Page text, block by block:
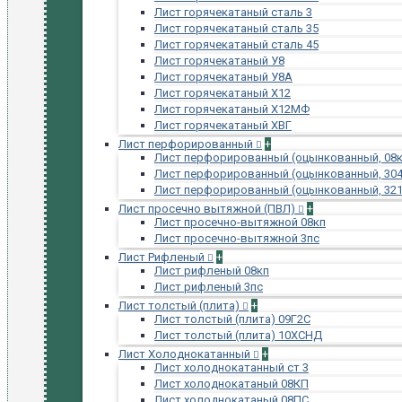
Лист горячекатаный сталь 3
Лист горячекатаный сталь 35
Лист горячекатаный сталь 45
Лист горячекатаный У8
Лист горячекатаный У8А
Лист горячекатаный Х12
Лист горячекатаный Х12МФ
Лист горячекатаный ХВГ
Лист перфорированный
+
Лист перфорированный (оцынкованный,
Лист перфорированный (оцынкованный,
Лист перфорированный (оцынкованный,
Лист просечно вытяжной (ПВЛ)
+
Лист просечно-вытяжной 08кп
Лист просечно-вытяжной 3пс
Лист Рифленый
+
Лист рифленый 08кп
Лист рифленый 3пс
Лист толстый (плита)
+
Лист толстый (плита) 09Г2С
Лист толстый (плита) 10ХСНД
Лист Холоднокатанный
+
Лист холоднокатанный ст 3
Лист холоднокатаный 08КП